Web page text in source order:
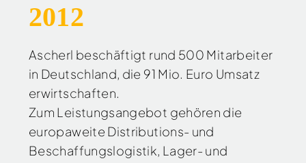
2012
Ascherl beschäftigt rund 500 Mitarbeiter
in Deutschland, die 91 Mio. Euro Umsatz
erwirtschaften.
Zum Leistungsangebot gehören die
europaweite Distributions- und
Beschaffungslogistik, Lager- und